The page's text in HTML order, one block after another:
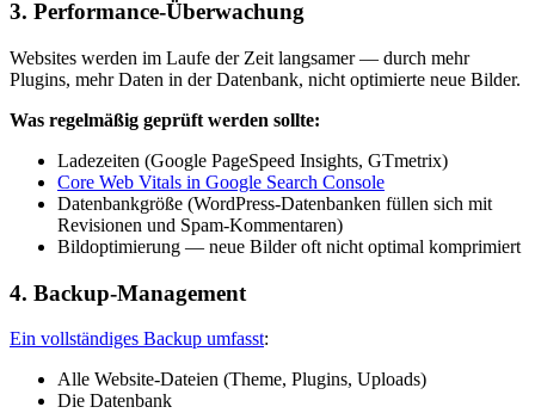
3. Performance-Überwachung
Websites werden im Laufe der Zeit langsamer — durch mehr
Plugins, mehr Daten in der Datenbank, nicht optimierte neue Bilder.
Was regelmäßig geprüft werden sollte:
Ladezeiten (Google PageSpeed Insights, GTmetrix)
Core Web Vitals in Google Search Console
Datenbankgröße (WordPress-Datenbanken füllen sich mit
Revisionen und Spam-Kommentaren)
Bildoptimierung — neue Bilder oft nicht optimal komprimiert
4. Backup-Management
Ein vollständiges Backup umfasst:
Alle Website-Dateien (Theme, Plugins, Uploads)
Die Datenbank